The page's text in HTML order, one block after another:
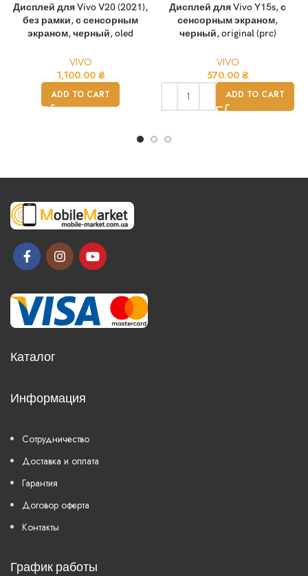
Дисплей для Vivo V20 (2021),
без рамки, с сенсорным
экраном, черный, oled
VIVO
1,100.00 ₴
ADD TO CART
Дисплей для Vivo Y15s, с
сенсорным экраном,
черный, original (prc)
VIVO
570.00 ₴
ADD TO CART
Каталог
Информация
Сотрудничество
Доставка и оплата
Гарантия
Договор оферта
Контакты
График работы